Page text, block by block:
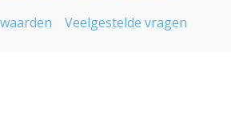
Veelgestelde vragen